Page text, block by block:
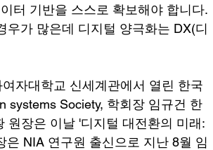
터 기반을 스스로 확보해야 합니다.
가 많은데 디지털 양극화는 DX(디
자대학교 신세계관에서 열린 한국
systems Society, 학회장 임규건 한
원장은 이날 '디지털 대전환의 미래:
NIA 연구원 출신으로 지난 8월 임